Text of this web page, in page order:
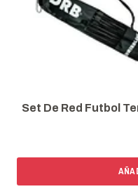
Set De Red Futbol